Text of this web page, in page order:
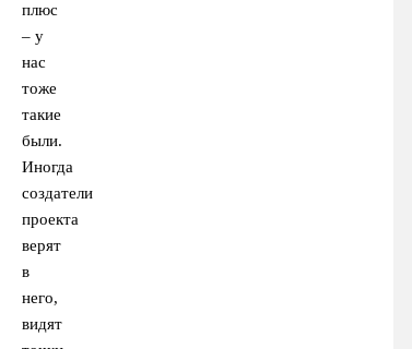
плюс
– у
нас
тоже
такие
были.
Иногда
создатели
проекта
верят
в
него,
видят